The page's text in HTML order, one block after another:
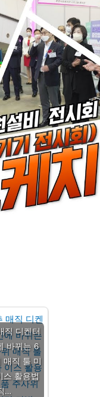
직 디켄터
바뀌는 6
매직 툴 미
스 활용법
…